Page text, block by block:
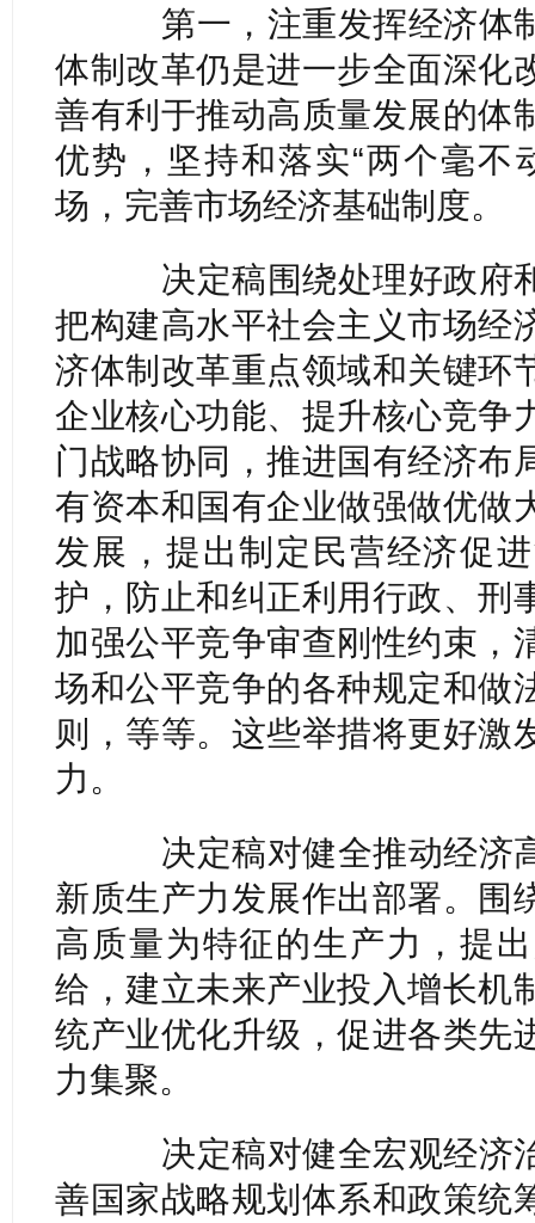
第一，注重发挥经济体
体制改革仍是进一步全面深化
善有利于推动高质量发展的体
优势，坚持和落实“两个毫不
场，完善市场经济基础制度。
决定稿围绕处理好政府
把构建高水平社会主义市场经
济体制改革重点领域和关键环
企业核心功能、提升核心竞争
门战略协同，推进国有经济布
有资本和国有企业做强做优做
发展，提出制定民营经济促
护，防止和纠正利用行政、刑
加强公平竞争审查刚性约束，
场和公平竞争的各种规定和做
则，等等。这些举措将更好激
力。
决定稿对健全推动经济
新质生产力发展作出部署。围
高质量为特征的生产力，提
给，建立未来产业投入增长机
统产业优化升级，促进各类先
力集聚。
决定稿对健全宏观经济
善国家战略规划体系和政策统